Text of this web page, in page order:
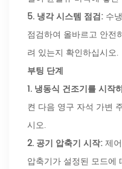
5. 냉각 시스템 점검: 수
점검하여 올바르고 안전
려 있는지 확인하십시오.
부팅 단계
1. 냉동식 건조기를 시작
켠 다음 영구 자석 가변
시오.
2. 공기 압축기 시작:제
압축기가 설정된 모드에